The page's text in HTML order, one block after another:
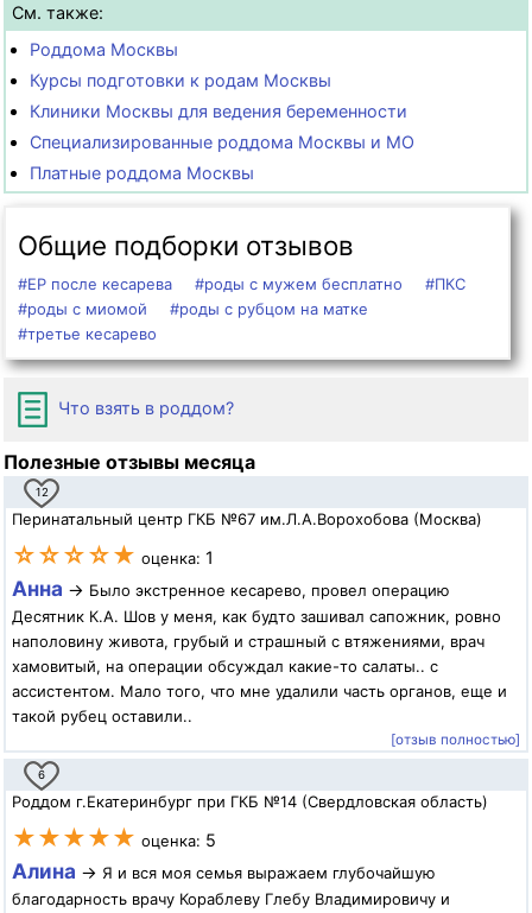
См. также:
Роддома Москвы
Курсы подготовки к родам Москвы
Клиники Москвы для ведения беременности
Специализированные роддома Москвы и МО
Платные роддома Москвы
Общие подборки отзывов
#ЕР после кесарева #роды с мужем бесплатно
#ПКС
#роды с миомой
#роды с рубцом на матке
#третье кесарево
Что взять в роддом?
Полезные отзывы месяца
12
Перинатальный центр ГКБ №67 им.Л.А.Ворохобова (Москва)
☆☆☆☆★ оценка: 1
Анна → Было экстренное кесарево, провел операцию
Десятник К.А. Шов у меня, как будто зашивал сапожник, ровно
наполовину живота, грубый и страшный с втяжениями, врач
хамовитый, на операции обсуждал какие-то салаты.. с
ассистентом. Мало того, что мне удалили часть органов, еще и
такой рубец оставили..
[отзыв полностью]
6
Роддом г.Екатеринбург при ГКБ №14 (Свердловская область)
★★★★★ оценка: 5
Алина → Я и вся моя семья выражаем глубочайшую
благодарность врачу Кораблеву Глебу Владимировичу и